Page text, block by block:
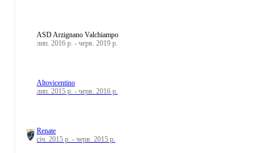
ASD Arzignano Valchiampo
лип. 2016 р. - черв. 2019 р.
Altovicentino
лип. 2015 р. - черв. 2016 р.
Renate
січ. 2015 р. - черв. 2015 р.